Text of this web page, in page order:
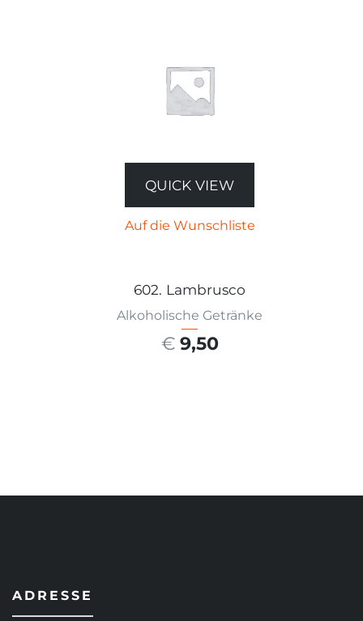
QUICK VIEW
Auf die Wunschliste
602. Lambrusco
Alkoholische Getränke
€ 9,50
ADRESSE